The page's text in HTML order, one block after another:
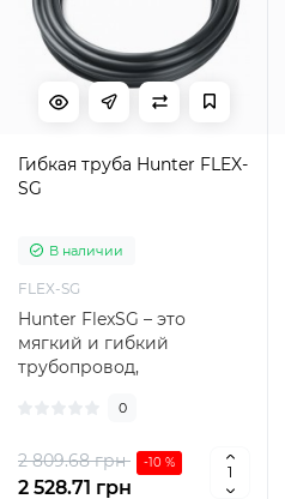
Гибкая труба Hunter FLEX-
SG
В наличии
FLEX-SG
Hunter FlexSG – это
мягкий и гибкий
трубопровод,
чтобы обеспечить
0
2 809.68 грн -10 %
2 528.71 грн